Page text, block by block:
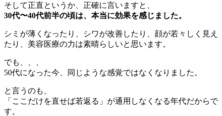
そして正直というか、正確に言いますと、
30代〜40代前半の頃は、本当に効果を感じました。
シミが薄くなったり、シワが改善したり、顔が若々しく見え
たり、美容医療の力は素晴らしいと思います。
でも、、、
50代になった今、同じような感覚ではなくなりました。
と言うのも、
「ここだけを直せば若返る」が通用しなくなる年代だからで
す。